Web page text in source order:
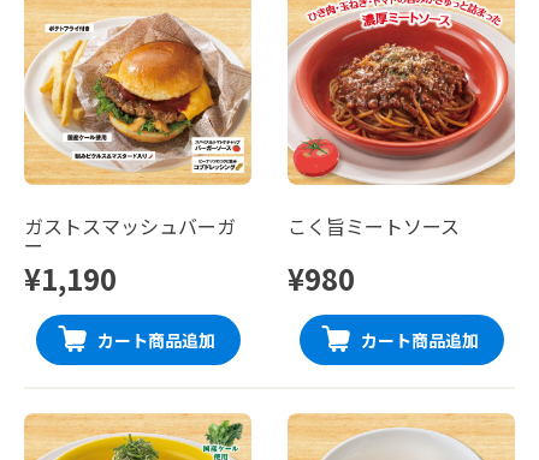
ガストスマッシュバーガ
ー
¥1,190
カート商品追加
こく旨ミートソース
¥980
カート商品追加